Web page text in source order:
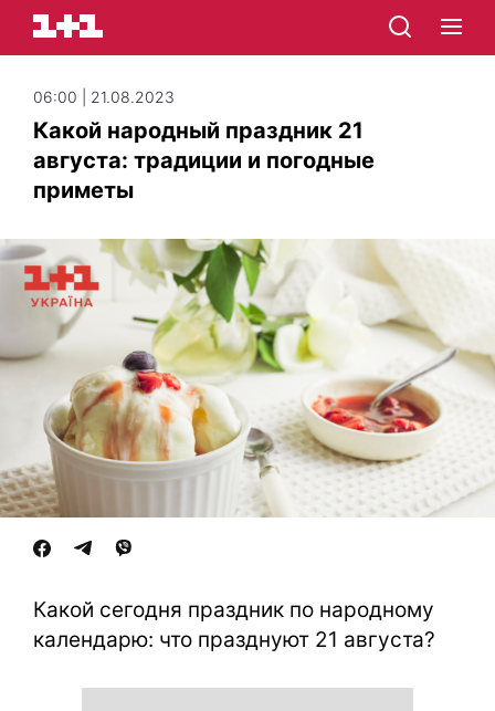
06:00 | 21.08.2023
Какой народный праздник 21
августа: традиции и погодные
приметы
Какой сегодня праздник по народному
календарю: что празднуют 21 августа?